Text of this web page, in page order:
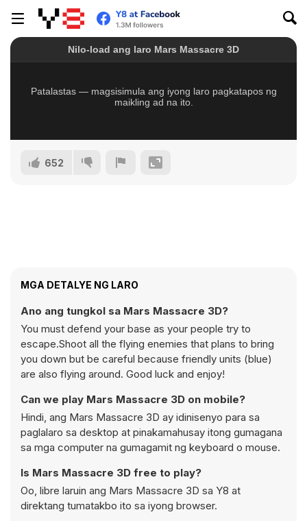
652
MGA DETALYE NG LARO
Ano ang tungkol sa Mars Massacre 3D?
You must defend your base as your people try to
escape.Shoot all the flying enemies that plans to bring
you down but be careful because friendly units (blue)
are also flying around. Good luck and enjoy!
Can we play Mars Massacre 3D on mobile?
Hindi, ang Mars Massacre 3D ay idinisenyo para sa
paglalaro sa desktop at pinakamahusay itong gumagana
sa mga computer na gumagamit ng keyboard o mouse.
Is Mars Massacre 3D free to play?
Oo, libre laruin ang Mars Massacre 3D sa Y8 at
direktang tumatakbo ito sa iyong browser.